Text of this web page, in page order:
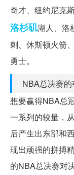
奇才、纽约尼克
洛杉矶湖人、洛
刺、休斯顿火箭
勇士。
NBA总决赛
想要赢得NBA总
一系列的较量，
后产生出东部和
现出顽强的拼搏
的NBA总决赛对